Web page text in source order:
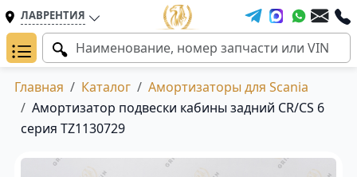
ЛАВРЕНТИЯ
Главная Каталог
Амортизаторы для Scania
Амортизатор подвески кабины задний CR/CS 6
серия TZ1130729